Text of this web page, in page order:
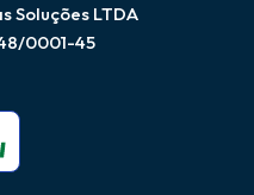
Soluções LTDA
0001-45